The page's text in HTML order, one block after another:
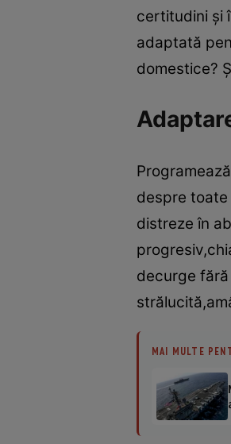
certitudini şi
adaptată
domestice?
despre
distreze în
decurge
MAI MULTE